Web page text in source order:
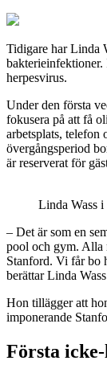
Tidigare har Linda
bakterieinfektioner.
herpesvirus.
Under den första
fokusera på att få
arbetsplats, telefon
övergångsperiod
är reserverat för
Linda Wass
– Det är som en
pool och gym. Alla
Stanford. Vi får bo
berättar Linda
Hon tillägger att
imponerande
Första